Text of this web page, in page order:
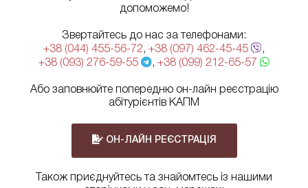
допоможемо!
Звертайтесь до нас за телефонами:
+38 (044) 455-56-72, +38 (097) 462-45-45
,
+38 (093) 276-59-55
, +38 (099) 212-65-57
Або заповнюйте попередню он-лайн реєстрацію
абітурієнтів КАПМ
ОН-ЛАЙН РЕЄСТРАЦІЯ
Також приєднуйтесь та знайомтесь із нашими